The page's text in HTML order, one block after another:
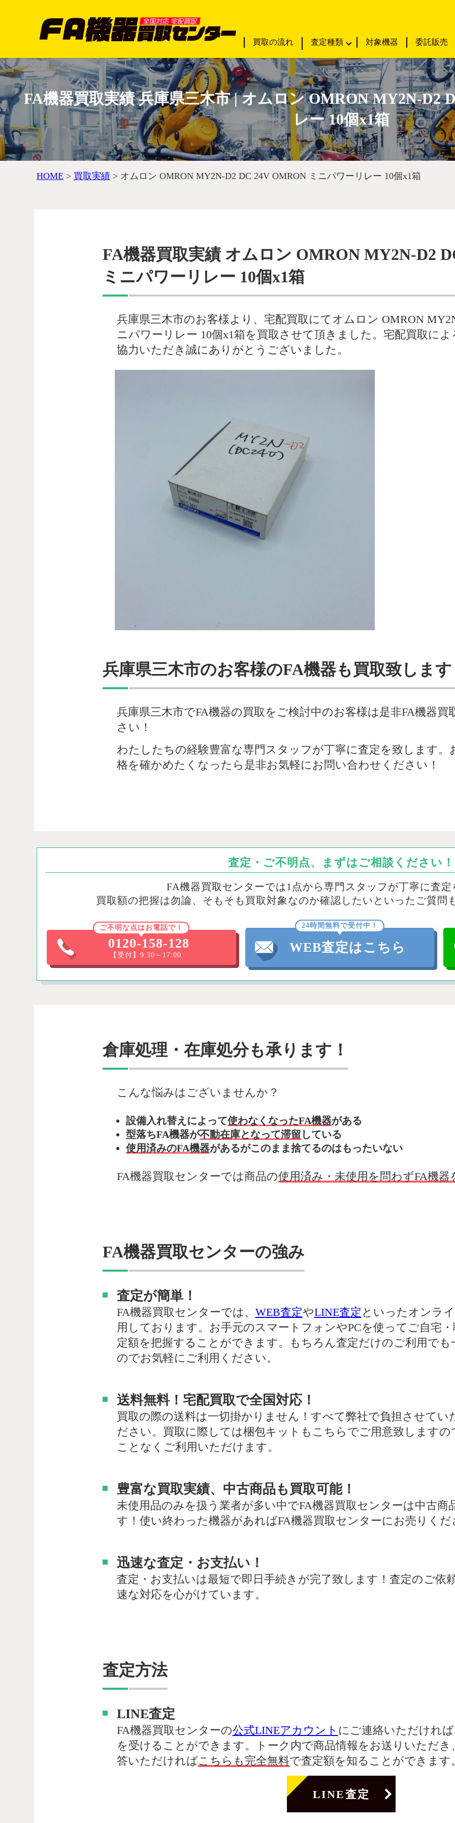
買取の流れ 査定種類 対象機器 委託販売
FA機器買取実績 兵庫県三木市 | オムロン OMRON MY2N-D2
レー 10個x1箱
HOME > 買取実績 > オムロン OMRON MY2N-D2 DC 24V OMRON ミニパワーリレー 10個x1箱
FA機器買取実績 オムロン OMRON MY2N-D2
ミニパワーリレー 10個x1箱
兵庫県三木市のお客様より、宅配買取にてオムロン OMRON
ニパワーリレー 10個x1箱を買取させて頂きました。宅配買取に
協力いただき誠にありがとうございました。
兵庫県三木市のお客様のFA機器も買取致しま
兵庫県三木市でFA機器の買取をご検討中のお客様は是非FA機器
さい！
わたしたちの経験豊富な専門スタッフが丁寧に査定を致します。
格を確かめたくなったら是非お気軽にお問い合わせください！
査定・ご不明点、まずはご相談ください！
FA機器買取センターでは1点から専門スタッフが丁寧に査
買取額の把握は勿論、そもそも買取対象なのか確認したいといったご質問
ご不明な点はお電話で！
0120-158-128
【受付】9:30～17:00
24時間無料で受付中！
WEB査定はこちら
倉庫処理・在庫処分も承ります！
こんな悩みはございませんか？
設備入れ替えによって使わなくなったFA機器がある
型落ちFA機器が不動在庫となって滞留 している
使用済みのFA機器があるがこのまま捨てるのはもったいない
FA機器買取センターでは商品の使用済み・未使用を問わずFA機
FA機器買取センターの強み
査定が簡単！
FA機器買取センターでは、 WEB査定やLINE査定 といったオンラ
用しております。お手元のスマートフォンやPCを使ってご自宅
定額を把握することができます。もちろん査定だけのご利用で
のでお気軽にご利用ください。
送料無料！宅配買取で全国対応！
買取の際の送料は一切掛かりません！すべて弊社で負担させて
ださい。買取に際しては梱包キットもこちらでご用意致します
ことなくご利用いただけます。
豊富な買取実績、中古商品も買取可能！
未使用品のみを扱う業者が多い中でFA機器買取センターは中古商
す！使い終わった機器があればFA機器買取センターにお売りくだ
迅速な査定・お支払い！
査定・お支払いは最短で即日手続きが完了致します！査定のご依
速な対応を心がけています。
査定方法
LINE査定
FA機器買取センターの公式LINEアカウント にご連絡いただけれ
を受けることができます。トーク内で商品情報をお送りいただ
答いただければこちらも完全無料で査定額を知ることができます
LINE査定